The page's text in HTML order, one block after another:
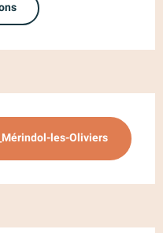
les-Oliviers